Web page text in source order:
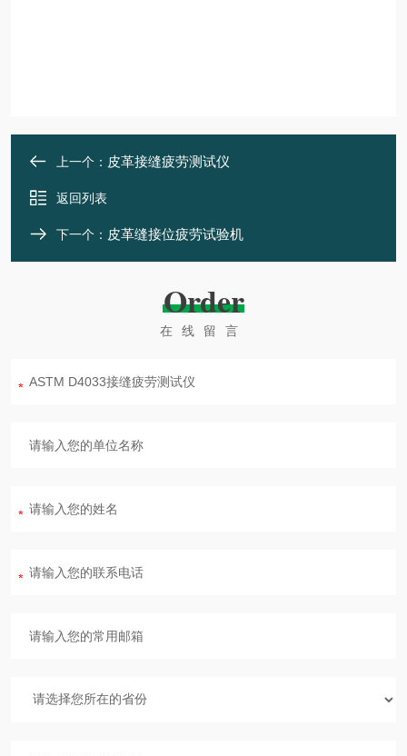
上一个： 皮革接缝疲劳测试仪
返回列表
下一个： 皮革缝接位疲劳试验机
Order
在线留言